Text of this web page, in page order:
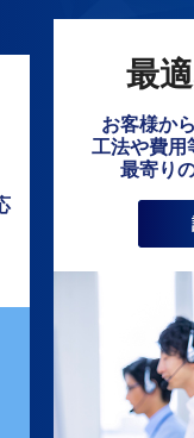
最
お客様か
工法や費用
最寄り